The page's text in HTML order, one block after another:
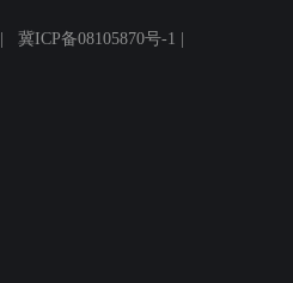
冀ICP备08105870号-1